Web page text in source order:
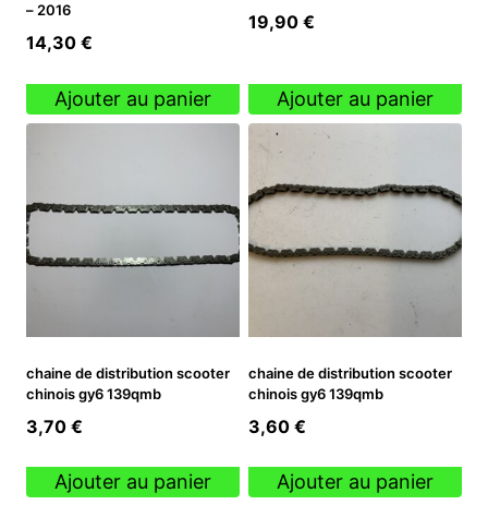
– 2016
14,30 €
Ajouter au panier
19,90 €
Ajouter au panier
chaine de distribution scooter
chinois gy6 139qmb
3,70 €
Ajouter au panier
chaine de distribution scooter
chinois gy6 139qmb
3,60 €
Ajouter au panier